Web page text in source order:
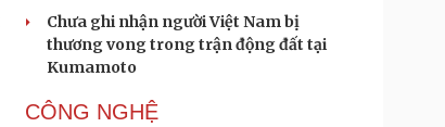
Chưa ghi nhận người Việt Nam bị
thương vong trong trận động đất tại
Kumamoto
CÔNG NGHỆ